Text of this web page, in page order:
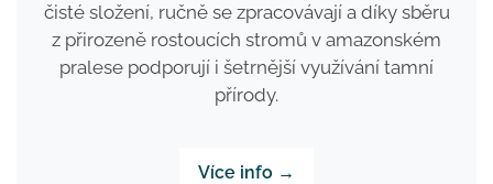
čisté složení, ručně se zpracovávají a díky sběru
z přirozeně rostoucích stromů v amazonském
pralese podporují i šetrnější využívání tamní
přírody.
Více info →